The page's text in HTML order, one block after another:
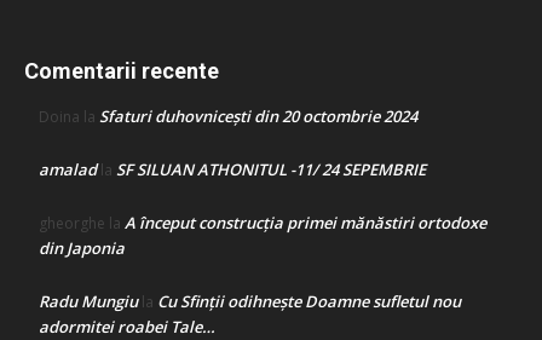
Comentarii recente
Doina la Sfaturi duhovnicești din 20 octombrie 2024
amaladla SF SILUAN ATHONITUL -11/ 24 SEPEMBRIE
gheorghe la A început construcţia primei mănăstiri ortodoxe
din Japonia
Radu Mungiula Cu Sfinții odihnește Doamne sufletul nou
adormitei roabei Tale…